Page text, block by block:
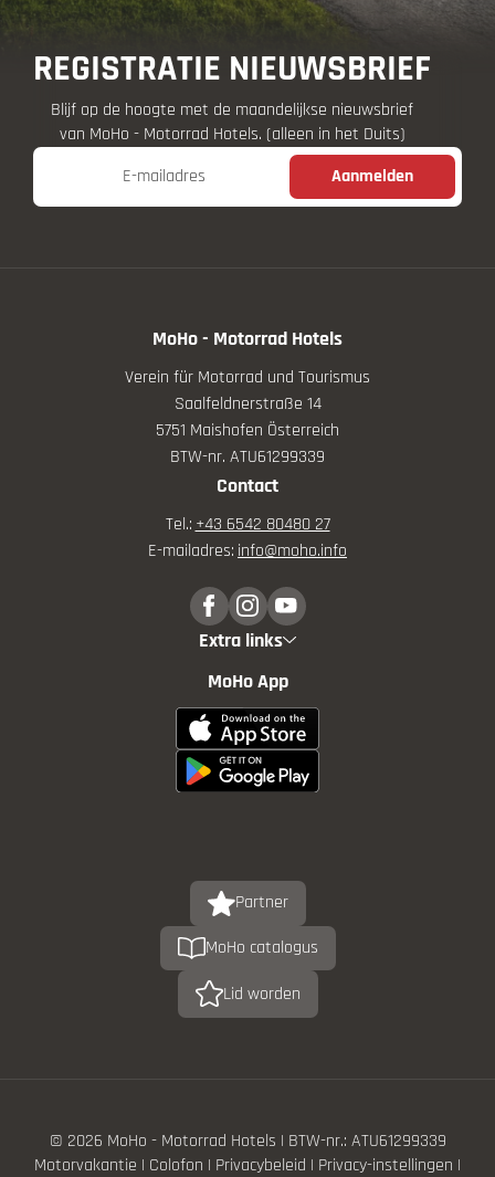
REGISTRATIE NIEUWSBRIEF
Blijf op de hoogte met de maandelijkse nieuwsbrief
van MoHo - Motorrad Hotels. (alleen in het Duits)
E-mailadres
Aanmelden
MoHo - Motorrad Hotels
Verein für Motorrad und Tourismus
Saalfeldnerstraße 14
5751 Maishofen Österreich
BTW-nr. ATU61299339
Contact
Tel.: +43 6542 80480 27
E-mailadres: info@moho.info
Extra links
MoHo App
Partner
MoHo catalogus
Lid worden
© 2026 MoHo - Motorrad Hotels | BTW-nr.: ATU61299339
Motorvakantie | Colofon | Privacybeleid | Privacy-instellingen |